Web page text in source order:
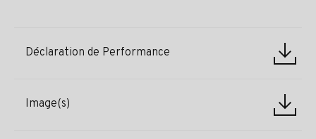
Déclaration de Performance
Image(s)